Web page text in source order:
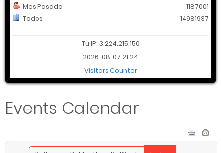
Mes Pasado
Todos
1187001
14981937
Tu IP: 3.224.215.150
2026-08-07 21:24
Visitors Counter
Events Calendar